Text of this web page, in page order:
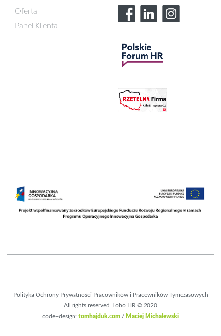
Oferta
Panel Klienta
Polityka Ochrony Prywatności Pracowników i Pracowników Tymczasowych
All rights reserved. Lobo HR © 2020
code+design: tomhajduk.com / Maciej Michalewski